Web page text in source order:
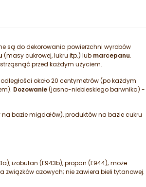
są do dekorowania powierzchni wyrobów
(masy cukrowej, lukru itp.) lub marcepanu.
przed każdym użyciem.
około 20 centymetrów (po każdym
Dozowanie(jasno-niebieskiego barwnika) -
bazie migdałów), produktów na bazie cukru
izobutan (E943b), propan (E944); może
związków azowych; nie zawiera bieli tytanowej.